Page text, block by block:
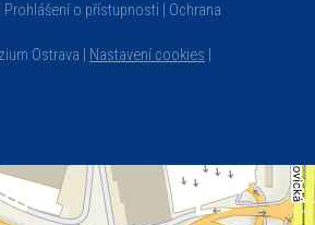
Prohlášení o přístupnosti
Ochrana
Ostrava |
Nastavení cookies